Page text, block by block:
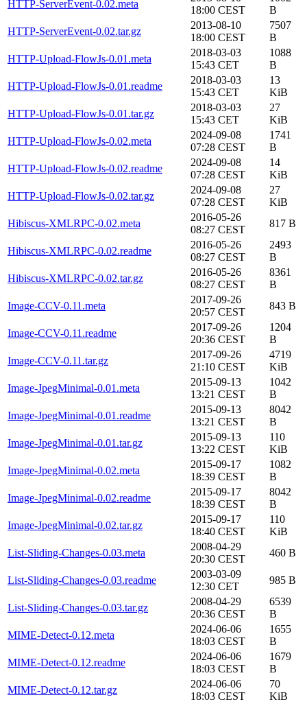
HTTP-ServerEvent-0.02.meta
18:00 CEST
B
HTTP-ServerEvent-0.02.tar.gz
2013-08-10
18:00 CEST
7507
B
HTTP-Upload-FlowJs-0.01.meta
2018-03-03
15:43 CET
1088
B
HTTP-Upload-FlowJs-0.01.readme
2018-03-03
15:43 CET
13
KiB
HTTP-Upload-FlowJs-0.01.tar.gz
2018-03-03
15:43 CET
27
KiB
HTTP-Upload-FlowJs-0.02.meta
2024-09-08
07:28 CEST
1741
B
HTTP-Upload-FlowJs-0.02.readme
2024-09-08
07:28 CEST
14
KiB
HTTP-Upload-FlowJs-0.02.tar.gz
2024-09-08
07:28 CEST
27
KiB
Hibiscus-XMLRPC-0.02.meta
2016-05-26
08:27 CEST
817 B
Hibiscus-XMLRPC-0.02.readme
2016-05-26
08:27 CEST
2493
B
Hibiscus-XMLRPC-0.02.tar.gz
2016-05-26
08:27 CEST
8361
B
Image-CCV-0.11.meta
2017-09-26
20:57 CEST
843 B
Image-CCV-0.11.readme
2017-09-26
20:36 CEST
1204
B
Image-CCV-0.11.tar.gz
2017-09-26
21:10 CEST
4719
KiB
Image-JpegMinimal-0.01.meta
2015-09-13
13:21 CEST
1042
B
Image-JpegMinimal-0.01.readme
2015-09-13
13:21 CEST
8042
B
Image-JpegMinimal-0.01.tar.gz
2015-09-13
13:22 CEST
110
KiB
Image-JpegMinimal-0.02.meta
2015-09-17
18:39 CEST
1082
B
Image-JpegMinimal-0.02.readme
2015-09-17
18:39 CEST
8042
B
Image-JpegMinimal-0.02.tar.gz
2015-09-17
18:40 CEST
110
KiB
List-Sliding-Changes-0.03.meta
2008-04-29
20:30 CEST
460 B
List-Sliding-Changes-0.03.readme
2003-03-09
12:30 CET
985 B
List-Sliding-Changes-0.03.tar.gz
2008-04-29
20:36 CEST
6539
B
MIME-Detect-0.12.meta
2024-06-06
18:03 CEST
1655
B
MIME-Detect-0.12.readme
2024-06-06
18:03 CEST
1679
B
MIME-Detect-0.12.tar.gz
2024-06-06
18:03 CEST
70
KiB